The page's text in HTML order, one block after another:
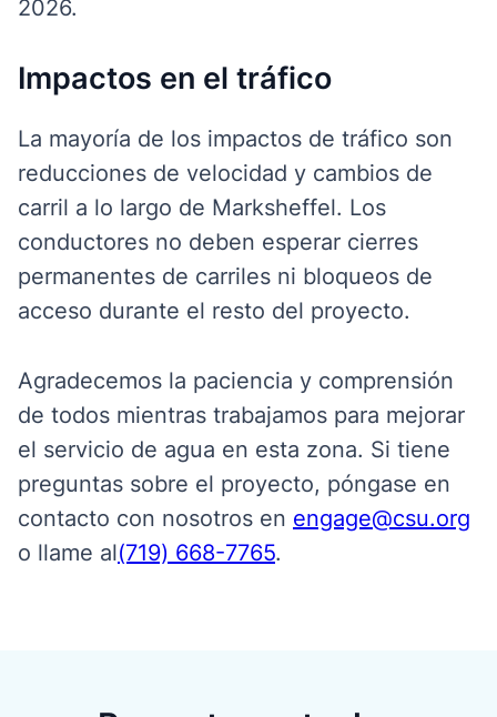
2026.
Impactos en el tráfico
La mayoría de los impactos de tráfico son
reducciones de velocidad y cambios de
carril a lo largo de Marksheffel. Los
conductores no deben esperar cierres
permanentes de carriles ni bloqueos de
acceso durante el resto del proyecto.
Agradecemos la paciencia y comprensión
de todos mientras trabajamos para mejorar
el servicio de agua en esta zona. Si tiene
preguntas sobre el proyecto, póngase en
contacto con nosotros en engage@csu.org
o llame al(719) 668-7765.